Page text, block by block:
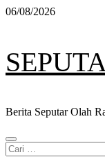
Skip
06/08/2026
Berita Seputar Olah
Primary
Menu
Cari
untuk: